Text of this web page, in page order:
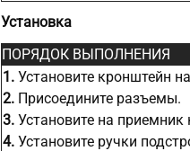
Установка
ПОРЯДОК ВЫПОЛНЕНИЯ
1. Установите кронштейн
2. Присоедините разъемы.
3. Установите на приемник
4. Установите ручки